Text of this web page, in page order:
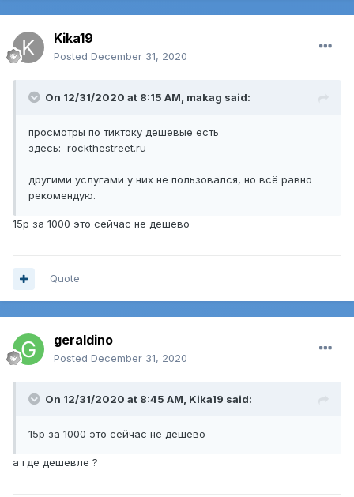
Kika19
Posted December 31, 2020
On 12/31/2020 at 8:15 AM, makag said:
просмотры по тиктоку дешевые есть
здесь: rockthestreet.ru
другими услугами у них не пользовался, но всё равно
рекомендую.
15p за 1000 это сейчас не дешево
Quote
geraldino
Posted December 31, 2020
On 12/31/2020 at 8:45 AM, Kika19 said:
15p за 1000 это сейчас не дешево
а где дешевле ?